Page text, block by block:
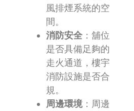
風排煙系統的空
間。
消防安全 ：舖位
是否具備足夠的
走火通道，樓宇
消防設施是否合
規。
周邊環境：周邊